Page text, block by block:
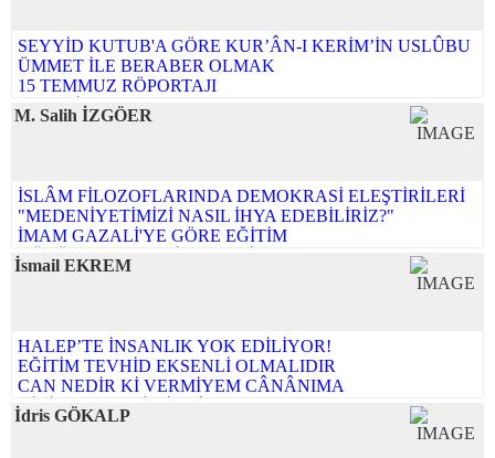
AÇILIM - ATILIM
PANİKLEMEYİN EY EHL-İ İSLAM!
BAYRAM MESAJI 2023
GEÇMİŞ OLSUN TÜRKİYE
Tüm yazıları...
SEYYİD KUTUB'A GÖRE KUR’ÂN-I KERİM’İN USLÛBU
ÜMMET İLE BERABER OLMAK
15 TEMMUZ RÖPORTAJI
Mısır'ın İstiklal Mahkemeleri
İsrail : Tevrata İhanet Edenlerin Devletidir
M. Salih İZGÖER
İSLÂM FİLOZOFLARINDA DEMOKRASİ ELEŞTİRİLERİ
"MEDENİYETİMİZİ NASIL İHYA EDEBİLİRİZ?"
İMAM GAZALİ'YE GÖRE EĞİTİM
KÜÇÜK ALEMDEKİ MEDENİYET
HATALARIMIZI DUYMAYA OLAN İHTİYACIMIZ
KAVRAM BURÇLARININ FETHİ
BİR DARBE KALKIŞMASININ ARDINDAN
ÇAĞIN GÖÇMENLERİ
Tüm yazıları...
İsmail EKREM
HALEP’TE İNSANLIK YOK EDİLİYOR!
EĞİTİM TEVHİD EKSENLİ OLMALIDIR
CAN NEDİR Kİ VERMİYEM CÂNÂNIMA
KİBİRDE BENLİK İDDİASI VARDIR
USÛL BİL, ÜSLÛP BİL, ÂDÂP BİL!
BU TOPRAKLAR İSLÂM COĞRAFYASIDIR, HAİNLERE
İdris GÖKALP